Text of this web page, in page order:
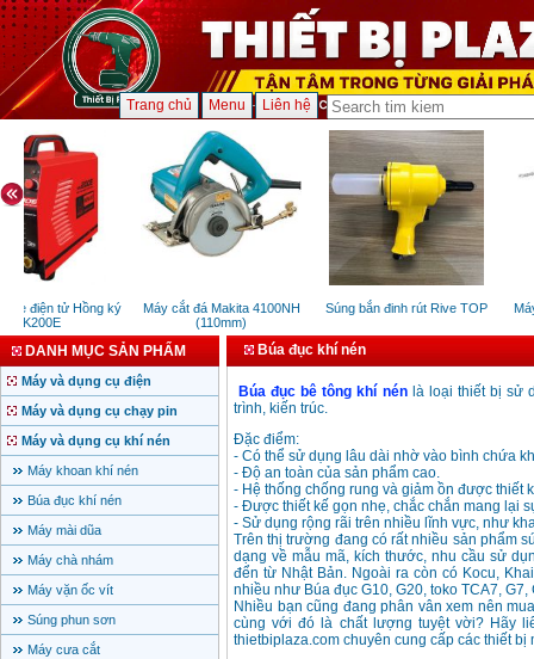
Trang chủ Menu Liên hệ
điện tử Hồng ký
HK200E
Máy cắt đá Makita 4100NH
(110mm)
Súng bắn đinh rút Rive TOP
DANH MỤC SẢN PHẨM
Máy và dụng cụ điện
Máy và dụng cụ chạy pin
Máy và dụng cụ khí nén
Máy khoan khí nén
Búa đục khí nén
Máy mài dũa
Máy chà nhám
Máy vặn ốc vít
Súng phun sơn
Máy cưa cắt
Búa đục khí nén
Búa đục bê tông khí nénlà loại thiết bị sử
trình, kiến trúc.
Đặc điểm:
- Có thể sử dụng lâu dài nhờ vào bình chứa
- Độ an toàn của sản phẩm cao.
- Hệ thống chống rung và giảm ồn được thiết
- Được thiết kế gọn nhẹ, chắc chắn mang lại
- Sử dụng rộng rãi trên nhiều lĩnh vực, như
Trên thị trường đang có rất nhiều sản phẩm
dạng về mẫu mã, kích thước, nhu cầu sử
đển từ Nhật Bản. Ngoài ra còn có Kocu,
nhiều như Búa đục G10, G20, toko TCA7, G7,
Nhiều bạn cũng đang phân vân xem nên
cùng với đó là chất lượng tuyệt vời? Hãy
thietbiplaza.com chuyên cung cấp các thiết